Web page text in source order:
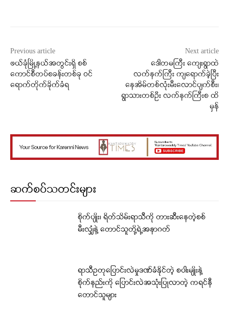
Previous article
ဖယ်ခုံမြို့နယ်အတွင်းရှိ စစ်
ကောင်စီတပ်စခန်းတစ်ခု ဝင်
ရောက်တိုက်ခိုက်ခံရ
Next article
ဒေါတမကြီး ကျေးရွာထဲ
လက်နက်ကြီး ကျရောက်ခဲ့ပြီး
နေအိမ်တစ်လုံးမီးလောင်ပျက်စီး၊
ရွာသားတစ်ဦး လက်နက်ကြီးစ ထိ
မှန်
ဆက်စပ်သတင်းများ
စိုက်ပျိုး၊ ရိတ်သိမ်းရာသီကို တားဆီးနေတဲ့စစ်
မီးလျှံနဲ့ တောင်သူတို့ရဲ့အနာဂတ်
ရာသီဥတုပြောင်းလဲမှုဒဏ်ခံနိုင်တဲ့ စပါးမျိုးနဲ့
စိုက်နည်းကို ပြောင်းလဲအသုံးပြုလာတဲ့ ကရင်နီ
တောင်သူများ